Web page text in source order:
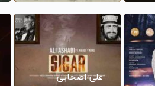
علی اصحابی